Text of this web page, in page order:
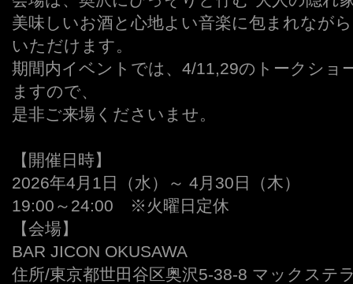
美味しいお酒と心地よい音楽に包まれなが
いただけます。
期間内イベントでは、4/11,29のトークショ
ますので、
是非ご来場くださいませ。
【開催日時】
2026年4月1日（水）～ 4月30日（木）
19:00～24:00 ※火曜日定休
【会場】
BAR JICON OKUSAWA
住所/東京都世田谷区奥沢5-38-8 マックステ